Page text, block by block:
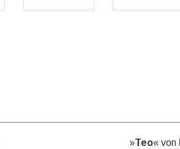
»Teo« von